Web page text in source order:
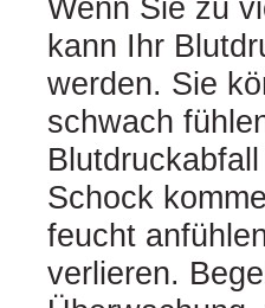
Wenn Sie zu
kann Ihr
werden. Sie
schwach
Schock
feucht
verlieren.